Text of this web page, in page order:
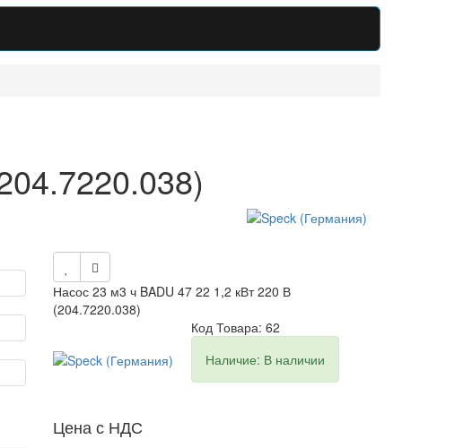
Насос 23 м3 ч BADU 47 22 1,2 кВт 220 В
(204.7220.038)
Код Товара: 62
Наличие: В наличии
Цена с НДС